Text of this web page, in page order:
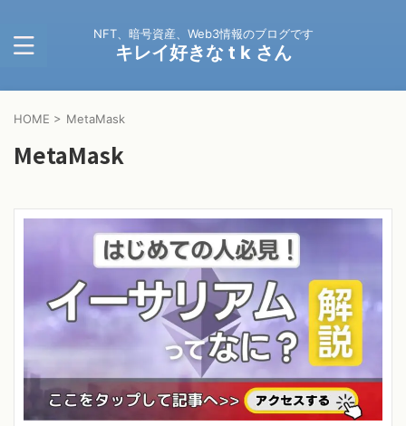
NFT、暗号資産、Web3情報のブログです
キレイ好きな t k さん
HOME > MetaMask
MetaMask